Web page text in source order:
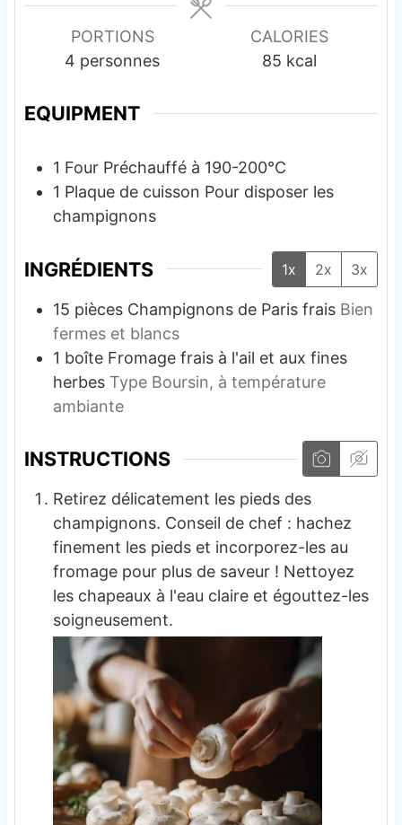
PORTIONS
4 personnes
CALORIES
85 kcal
EQUIPMENT
1 Four Préchauffé à 190-200°C
1 Plaque de cuisson Pour disposer les
champignons
INGRÉDIENTS 1x 2x 3x
15 pièces Champignons de Paris frais Bien
fermes et blancs
1 boîte Fromage frais à l'ail et aux fines
herbes Type Boursin, à température
ambiante
INSTRUCTIONS
Retirez délicatement les pieds des
champignons. Conseil de chef : hachez
finement les pieds et incorporez-les au
fromage pour plus de saveur ! Nettoyez
les chapeaux à l'eau claire et égouttez-les
soigneusement.